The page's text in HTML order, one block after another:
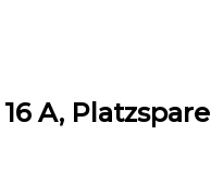
A,